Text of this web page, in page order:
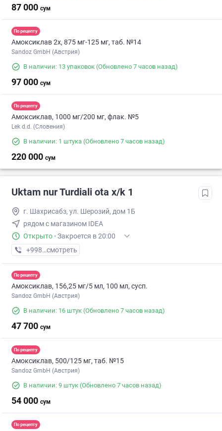
87 000 сум
По рецепту
Амоксиклав 2х, 875 мг-125 мг, таб. №14
Sandoz GmbH (Австрия)
В наличии: 13 упаковок (Обновлено 7 часов назад)
97 000 сум
По рецепту
Амоксиклав, 1000 мг/200 мг, флак. №5
Lek d.d. (Словения)
В наличии: 1 штука (Обновлено 7 часов назад)
220 000 сум
Uktam nur Turdiali ota x/k 1
г. Шахрисабз, ул. Шерозий, дом 1Б
рядом с магазином IDEA
Открыто · Закроется в 20:00
+998 (91) XXX-XX-XX
смотреть
По рецепту
Амоксиклав, 156,25 мг/5 мл, 100 мл, сусп.
Sandoz GmbH (Австрия)
В наличии: 16 штук (Обновлено 7 часов назад)
47 700 сум
По рецепту
Амоксиклав, 500/125 мг, таб. №15
Sandoz GmbH (Австрия)
В наличии: 9 штук (Обновлено 7 часов назад)
54 000 сум
По рецепту